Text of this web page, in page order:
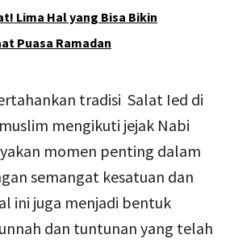
Lima Hal yang Bisa Bikin
Puasa Ramadan
tradisi Salat Ied di
mengikuti jejak Nabi
momen penting dalam
semangat kesatuan dan
ini juga menjadi bentuk
dan tuntunan yang telah